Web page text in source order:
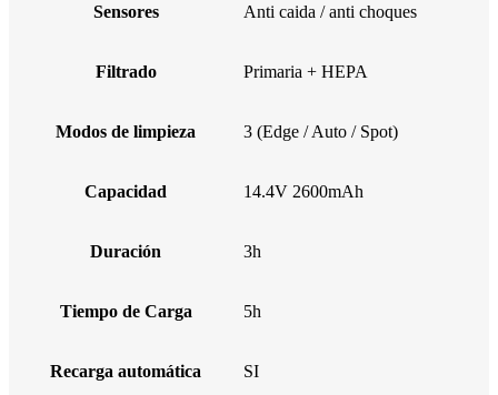
Sensores Anti caida / anti choques
Filtrado Primaria + HEPA
Modos de limpieza 3 (Edge / Auto / Spot)
Capacidad 14.4V 2600mAh
Duración 3h
Tiempo de Carga 5h
Recarga automática SI